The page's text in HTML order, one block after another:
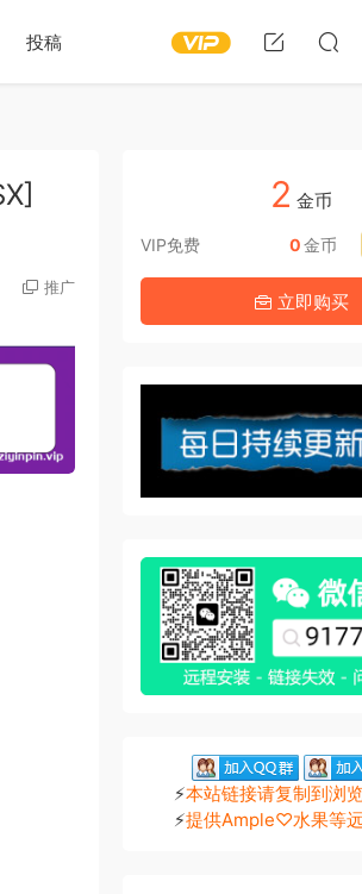
投稿
推广
2 金币
VIP免费 0金币
立即购买
⚡本站链接请复制到浏
⚡提供Ample♡水果等